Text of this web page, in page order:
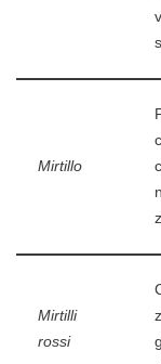
Mirtillo
Mirtilli
rossi